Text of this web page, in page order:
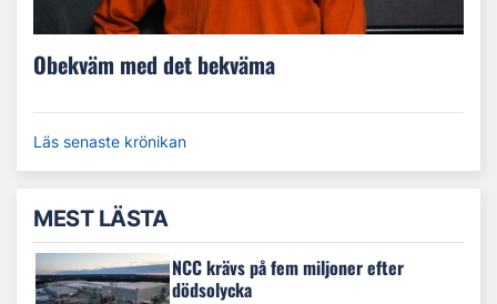
Obekväm med det bekväma
Läs senaste krönikan
MEST LÄSTA
NCC krävs på fem miljoner efter
dödsolycka